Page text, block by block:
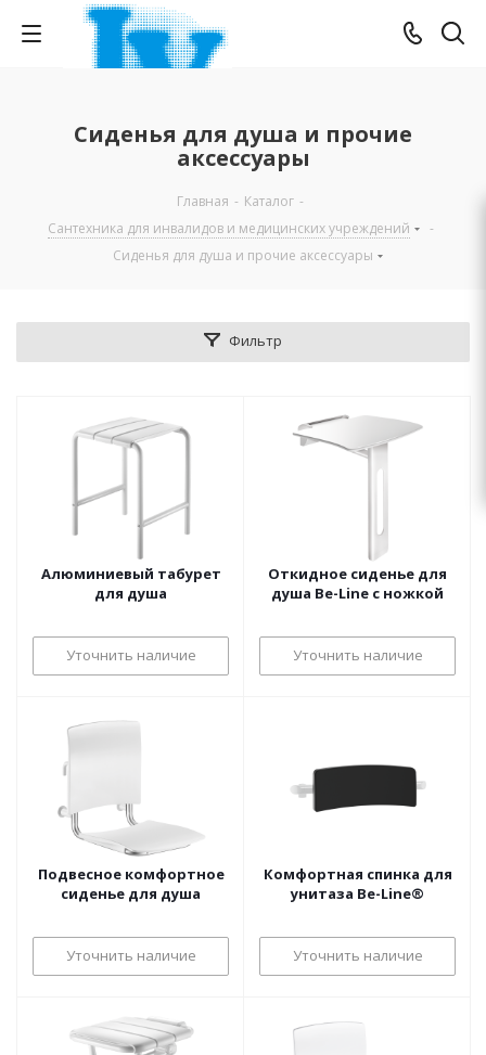
Сиденья для душа и прочие
аксессуары
Главная - Каталог -
Сантехника для инвалидов и медицинских учреждений
-
Сиденья для душа и прочие аксессуары
Фильтр
Алюминиевый табурет
для душа
Уточнить наличие
Откидное сиденье для
душа Be-Line с ножкой
Уточнить наличие
Подвесное комфортное
сиденье для душа
Уточнить наличие
Комфортная спинка для
унитаза Be-Line®
Уточнить наличие